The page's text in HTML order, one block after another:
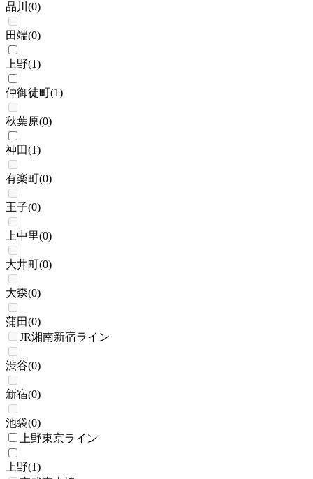
品川 (0)
田端(0)
上野(1)
仲御徒町(1)
秋葉原(0)
神田(1)
有楽町(0)
王子(0)
上中里(0)
大井町(0)
大森(0)
蒲田(0)
JR湘南新宿ライン
渋谷(0)
新宿(0)
池袋(0)
上野東京ライン
上野(1)